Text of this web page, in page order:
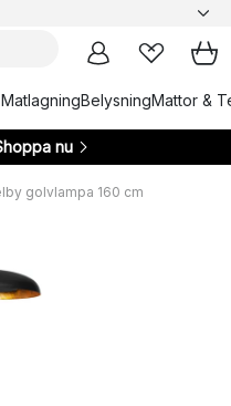
BelysningMattor &
nu
golvlampa 160 cm